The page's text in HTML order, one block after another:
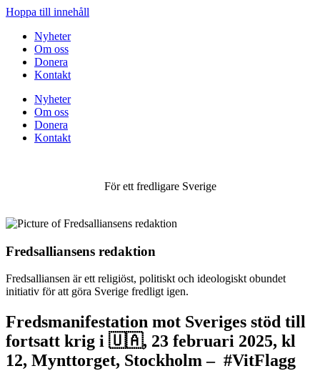
Hoppa till innehåll
Nyheter
Om oss
Donera
Kontakt
Nyheter
Om oss
Donera
Kontakt
För ett fredligare Sverige
Fredsalliansens redaktion
Fredsalliansen är ett religiöst, politiskt och ideologiskt obundet
initiativ för att göra Sverige fredligt igen.
Fredsmanifestation mot Sveriges stöd till
fortsatt krig i 🇺🇦, 23 februari 2025, kl
12, Mynttorget, Stockholm – #VitFlagg